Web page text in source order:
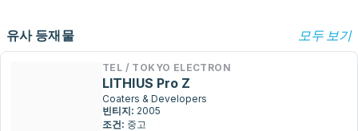
유사 등재물 모두 보기
TEL / TOKYO ELECTRON
LITHIUS Pro Z
Coaters & Developers
빈티지: 2005
조건: 중고